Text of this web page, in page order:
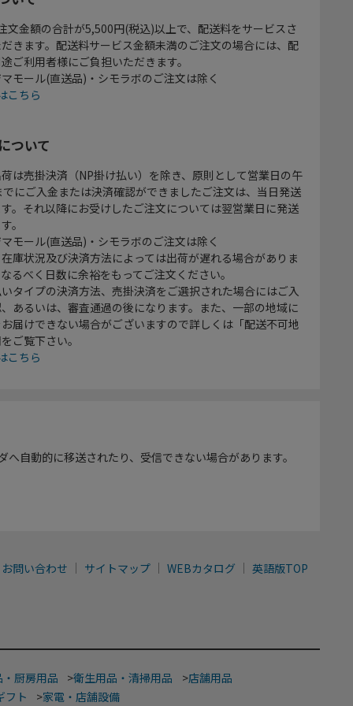
文金額の合計が5,500円(税込)以上で、配送料をサービスさ
きます。配送料サービス金額未満のご注文の場合には、配
ご利用者様にご負担いただきます。
モール(直送品)・シモラボのご注文は除く
こちら
ついて
は売掛決済（NP掛け払い）を除き、原則として営業日の午
にご入金または決済確認ができましたご注文は、当日発送
。それ以降にお受けしたご注文については翌営業日に発送
。
モール(直送品)・シモラボのご注文は除く
庫状況及び決済方法によっては出荷が遅れる場合がありま
るべく日数に余裕をもってご注文ください。
タイプの決済方法、売掛決済をご選択された場合にはご入
あるいは、審査通過の後になります。また、一部の地域に
届けできない場合がございますので詳しくは「配送不可地
ご覧下さい。
こちら
自動的に移送されたり、受信できない場合があります。
お問い合わせ サイトマップ WEBカタログ 英語版TOP
厨房用品 >衛生用品・清掃用品 >店舗用品
フト
>家電・店舗設備